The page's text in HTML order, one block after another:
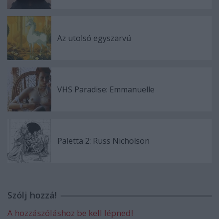
Az utolsó egyszarvú
VHS Paradise: Emmanuelle
Paletta 2: Russ Nicholson
Szólj hozzá!
A hozzászóláshoz be kell lépned!